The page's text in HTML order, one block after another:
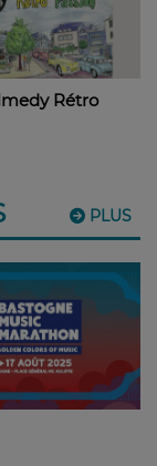
Rétro
PLUS